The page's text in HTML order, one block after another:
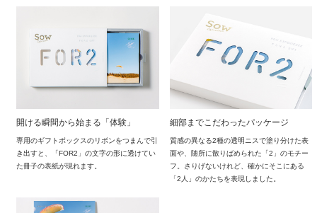
開ける瞬間から始まる「体験」
専用のギフトボックスのリボンをつまんで引
き出すと、「FOR2」の文字の形に透けてい
た冊子の表紙が現れます。
細部までこだわったパッケージ
質感の異なる2種の透明ニスで塗り分けた表
面や、随所に散りばめられた「2」のモチー
フ。さりげないけれど、確かにそこにある
「2人」のかたちを表現しました。